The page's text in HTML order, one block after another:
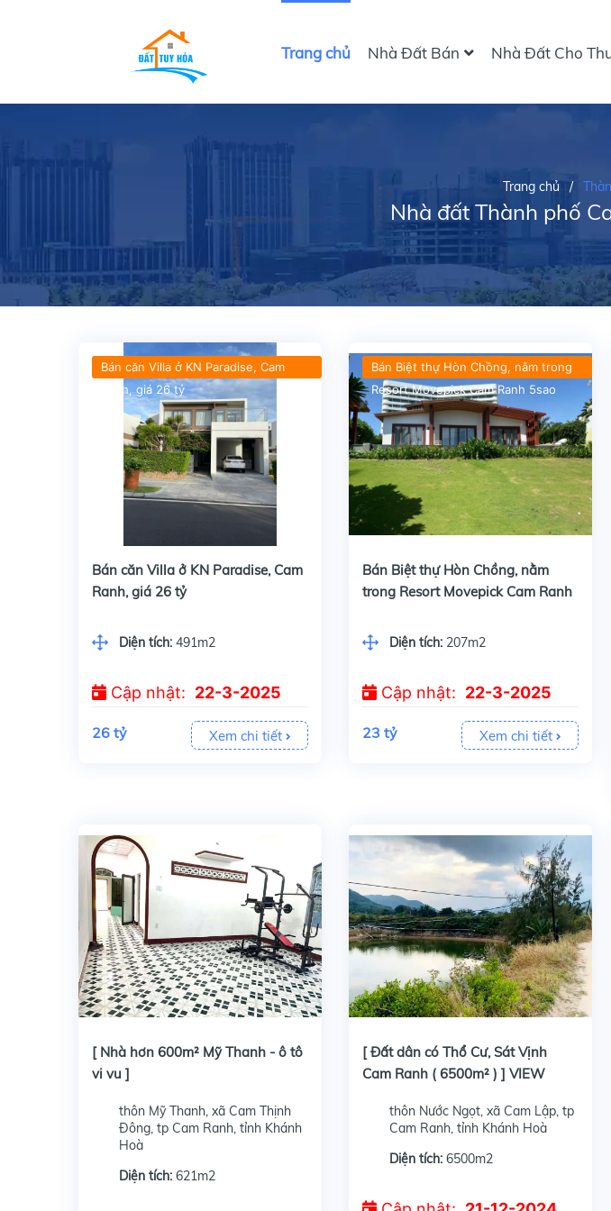
Trang chủ Nhà Đất Bán Nhà Đất Cho
Trang chủ /
Nhà đất Thành phố
Bán căn Villa ở KN Paradise, Cam
Ranh, giá 26 tỷ
Bán căn Villa ở KN Paradise, Cam
Ranh, giá 26 tỷ
Diện tích: 491m2
Cập nhật: 22-3-2025
26 tỷ Xem chi tiết
Bán Biệt thự Hòn Chồng, nằm trong
Resort Movepick Cam Ranh 5sao
Bán Biệt thự Hòn Chồng, nằm
trong Resort Movepick Cam Ranh
Diện tích: 207m2
Cập nhật: 22-3-2025
23 tỷ Xem chi tiết
[ Nhà hơn 600m² Mỹ Thanh - ô tô
vi vu ]
thôn Mỹ Thanh, xã Cam Thịnh
Đông, tp Cam Ranh, tỉnh Khánh
Hoà
Diện tích: 621m2
[ Đất dân có Thổ Cư, Sát Vịnh
Cam Ranh ( 6500m² ) ] VIEW
thôn Nước Ngọt, xã Cam Lập, tp
Cam Ranh, tỉnh Khánh Hoà
Diện tích: 6500m2